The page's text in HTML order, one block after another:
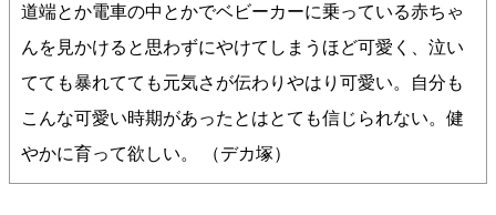
道端とか電車の中とかでベビーカーに乗っている赤ちゃ
んを見かけると思わずにやけてしまうほど可愛く、泣い
てても暴れてても元気さが伝わりやはり可愛い。自分も
こんな可愛い時期があったとはとても信じられない。健
やかに育って欲しい。 （デカ塚）